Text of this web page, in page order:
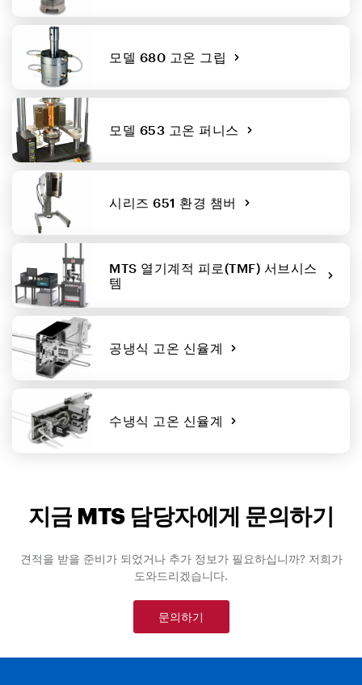
모델 680 고온 그립
모델 653 고온 퍼니스
시리즈 651 환경 챔버
MTS 열기계적 피로(TMF) 서브시스
템
공냉식 고온 신율계
수냉식 고온 신율계
지금 MTS 담당자에게 문의하기
견적을 받을 준비가 되었거나 추가 정보가 필요하십니까? 저희가
도와드리겠습니다.
문의하기